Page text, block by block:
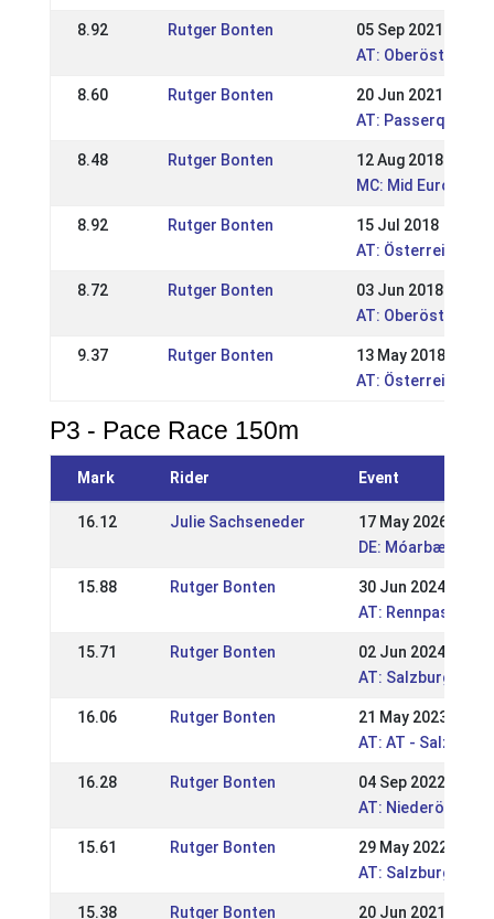
8.92 Rutger Bonten
05 Sep 2021
AT: Oberösterr.
8.60 Rutger Bonten
20 Jun 2021
AT: Passerquali
8.48 Rutger Bonten
12 Aug 2018
MC: Mid European
8.92 Rutger Bonten
15 Jul 2018
AT:
8.72 Rutger Bonten
03 Jun 2018
AT:
9.37 Rutger Bonten
13 May 2018
AT:
P3 - Pace Race 150m
Mark Rider Event
16.12 Julie Sachseneder
17 May 2026
DE: Móarbær
15.88 Rutger Bonten
30 Jun 2024
AT: Rennpasstage
15.71 Rutger Bonten
02 Jun 2024
AT: Salzburger
16.06 Rutger Bonten
21 May 2023
AT: AT -
16.28 Rutger Bonten
04 Sep 2022
AT:
15.61 Rutger Bonten
29 May 2022
AT: Salzburger
15.38 Rutger Bonten
20 Jun 2021